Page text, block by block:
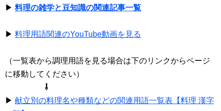
▶ 料理の雑学と豆知識の関連記事一覧
▶ 料理用語関連のYouTube動画を見る
（一覧表から調理用語を見る場合は下のリンクからページ
に移動してください）
⇩
▶ 献立別の料理名や種類などの関連用語一覧表【料理 漢字